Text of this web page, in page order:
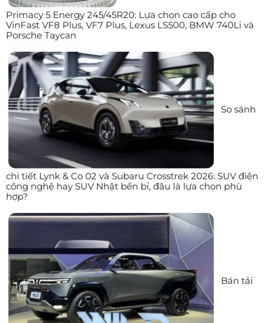
Primacy 5 Energy 245/45R20: Lựa chọn cao cấp cho
VinFast VF8 Plus, VF7 Plus, Lexus LS500, BMW 740Li và
Porsche Taycan
So sánh
chi tiết Lynk & Co 02 và Subaru Crosstrek 2026: SUV điện
công nghệ hay SUV Nhật bền bỉ, đâu là lựa chọn phù
hợp?
Bán tải